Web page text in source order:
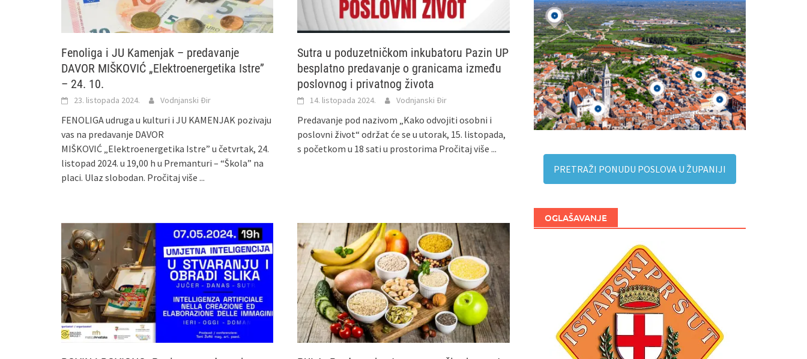
Fenoliga i JU Kamenjak – predavanje
DAVOR MIŠKOVIĆ „Elektroenergetika Istre”
– 24. 10.
23. listopada 2024. Vodnjanski Đir
FENOLIGA udruga u kulturi i JU KAMENJAK pozivaju
vas na predavanje DAVOR
MIŠKOVIĆ „Elektroenergetika Istre” u četvrtak, 24.
listopad 2024. u 19,00 h u Premanturi – “Škola” na
placi. Ulaz slobodan. Pročitaj više ...
Sutra u poduzetničkom inkubatoru Pazin UP
besplatno predavanje o granicama između
poslovnog i privatnog života
14. listopada 2024. Vodnjanski Đir
Predavanje pod nazivom „Kako odvojiti osobni i
poslovni život“ održat će se u utorak, 15. listopada,
s početkom u 18 sati u prostorima Pročitaj više ...
PRETRAŽI PONUDU POSLOVA U ŽUPANIJI
OGLAŠAVANJE